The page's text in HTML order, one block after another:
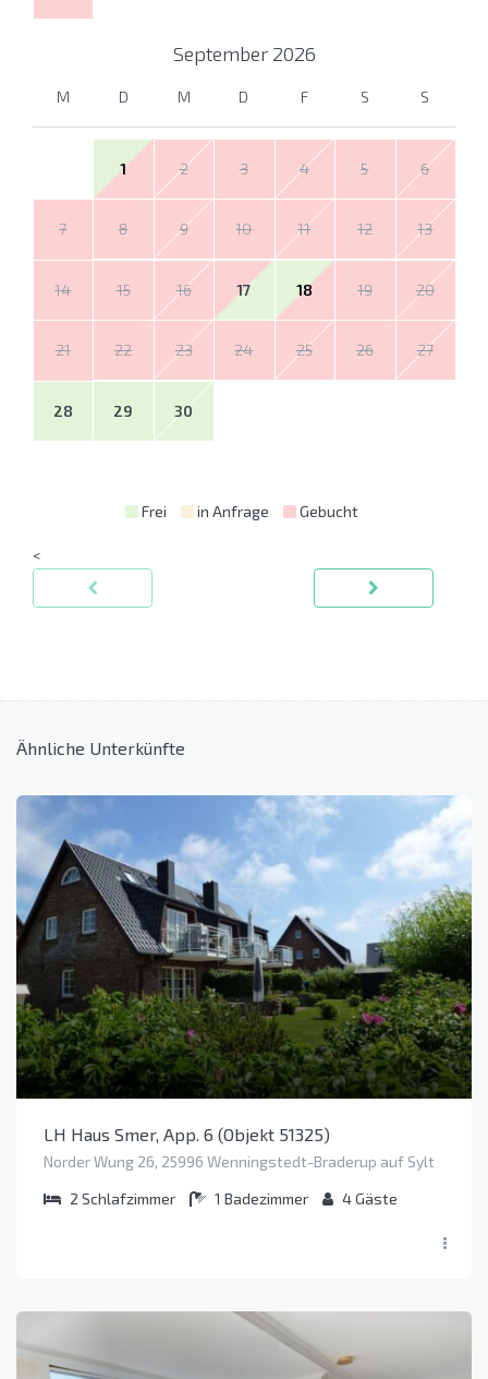
September 2026
M D M D F S S
1 2 3 4 5 6
7 8 9 10 11 12 13
14 15 16 17 18 19 20
21 22 23 24 25 26 27
28 29 30
Frei in Anfrage Gebucht
<
Ähnliche Unterkünfte
LH Haus Smer, App. 6 (Objekt 51325)
Norder Wung 26, 25996 Wenningstedt-Braderup auf Sylt
2 Schlafzimmer 1 Badezimmer 4Gäste